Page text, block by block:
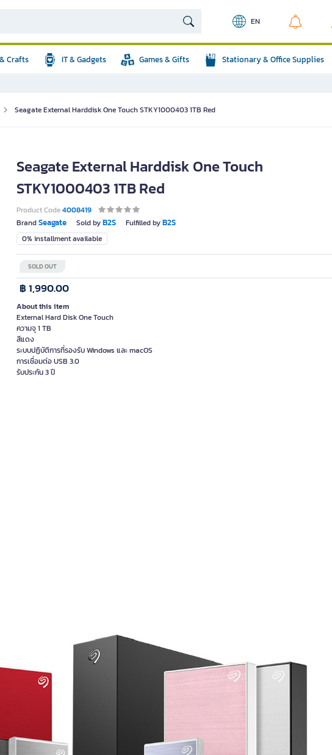
EN
Crafts IT & Gadgets Games & Gifts Stationary & Office Supplies
Seagate External Harddisk One Touch STKY1000403 1TB Red
Seagate External Harddisk One Touch
STKY1000403 1TB Red
Product Code4008419
BrandSeagate Sold byB2S Fulfilled byB2S
0% installment available
SOLD OUT
฿ 1,990.00
About this item
External Hard Disk One Touch
ความจุ 1 TB
สีแดง
ระบบปฏิบัติการที่รองรับ Windows และ macOS
การเชื่อมต่อ USB 3.0
รับประกัน 3 ปี